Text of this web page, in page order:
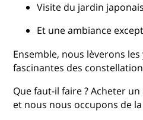
Visite du jardin
Et une ambiance
Ensemble, nous lèverons
fascinantes des
Que faut-il faire ? Acheter
et nous nous occupons de